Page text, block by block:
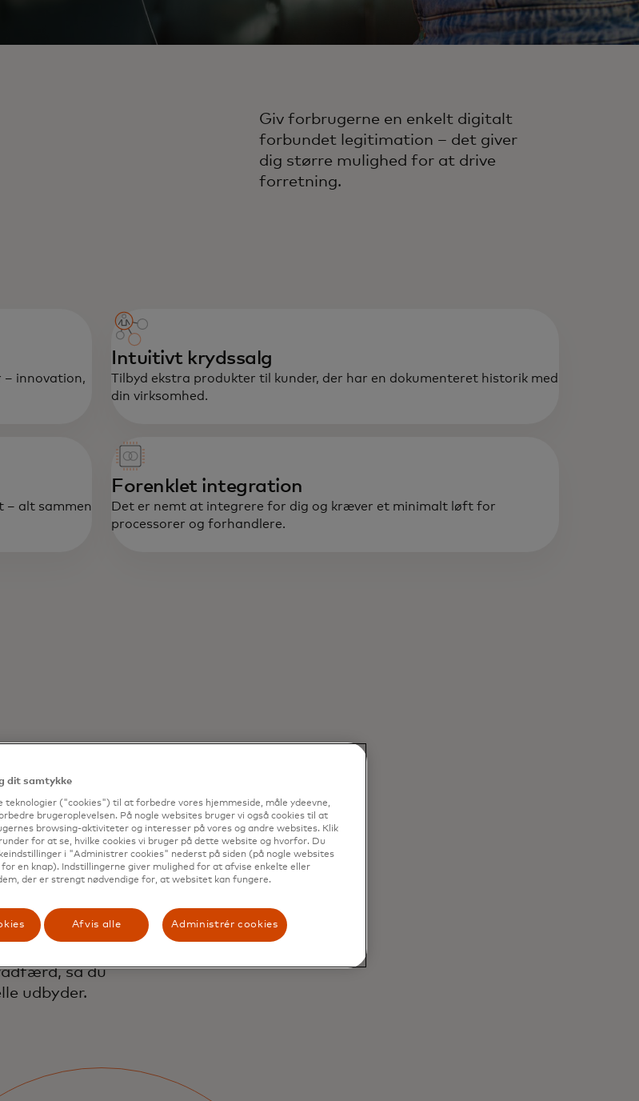
Giv forbrugerne en enkelt digitalt
forbundet legitimation – det giver
dig større mulighed for at drive
forretning.
innovation,
Intuitivt krydssalg
Tilbyd ekstra produkter til kunder, der har en dokumenteret historik med
din virksomhed.
– alt sammen
Forenklet integration
Det er nemt at integrere for dig og kræver et minimalt løft for
processorer og forhandlere.
så du
udbyder.
dit samtykke
teknologier ("cookies") til at forbedre vores hjemmeside, måle ydeevne,
brugeroplevelsen. På nogle websites bruger vi også cookies til at
browsing-aktiviteter og interesser på vores og andre websites. Klik
for at se, hvilke cookies vi bruger på dette website og hvorfor. Du
i "Administrer cookies" nederst på siden (på nogle websites
en knap). Indstillingerne giver mulighed for at afvise enkelte eller
der er strengt nødvendige for, at websitet kan fungere.
Afvis alle Administrér cookies